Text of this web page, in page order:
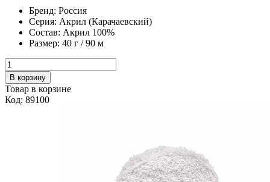
Бренд: Россия
Серия: Акрил (Карачаевский)
Состав: Акрил 100%
Размер: 40 г / 90 м
В корзину
Товар в корзине
Код: 89100